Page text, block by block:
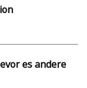
es andere